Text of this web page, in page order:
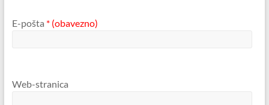
E-pošta * (obavezno)
Web-stranica